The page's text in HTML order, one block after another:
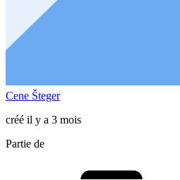
Cene Šteger
créé il y a 3 mois
Partie de